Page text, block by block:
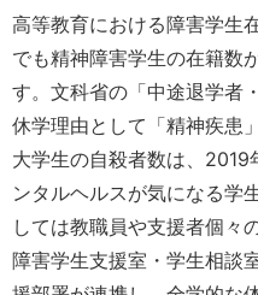
高等教育における障害学生
でも精神障害学生の在籍数
す。文科省の「中途退学者
休学理由として「精神疾患
大学生の自殺者数は、2019
ンタルヘルスが気になる学
しては教職員や支援者個々
障害学生支援室・学生相談